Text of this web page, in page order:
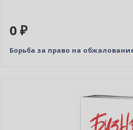
0 ₽
Борьба за право на